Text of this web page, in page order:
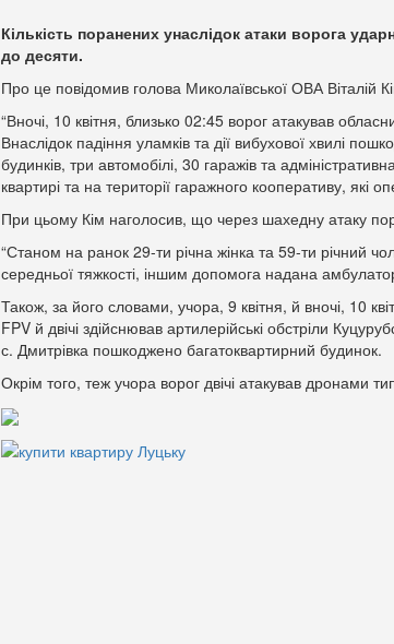
Кількість поранених унаслідок атаки ворога
до десяти.
Про це повідомив голова Миколаївської ОВА Віталій
“Вночі, 10 квітня, близько 02:45 ворог атакував
Внаслідок падіння уламків та дії вибухової хвилі
будинків, три автомобілі, 30 гаражів та
квартирі та на території гаражного кооперативу, які
При цьому Кім наголосив, що через шахедну атаку
“Станом на ранок 29-ти річна жінка та 59-ти річний
середньої тяжкості, іншим допомога надана
Також, за його словами, учора, 9 квітня, й вночі, 10
FPV й двічі здійснював артилерійські обстріли
с. Дмитрівка пошкоджено багатоквартирний будинок.
Окрім того, теж учора ворог двічі атакував дронами